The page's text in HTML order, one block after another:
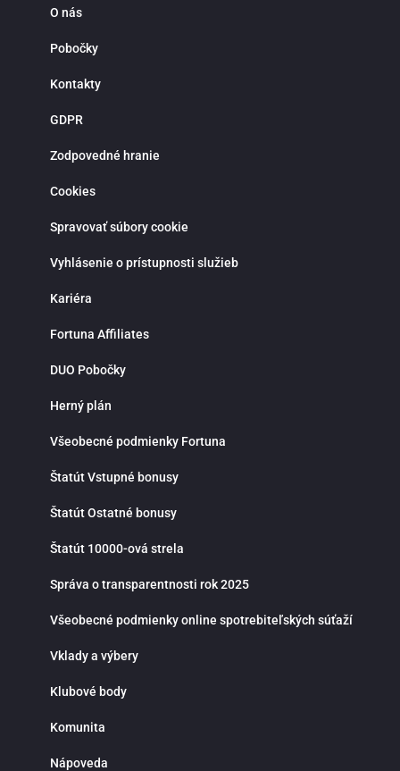
stávkovanie, Fortuna ti poskytne všetky nástroje na profesionálne tipovanie.
počas celého stretnutia. Stav na góly, rohy, fauly, vylúčenia alebo ďalší vývoj
ideálne pre skúsenejších tipérov aj pre hráčov, ktorí majú radi dynamiku a
rýchle rozhodovanie. Fortuna myslí aj na nových hráčov. Pre
stávky bez rizika a pravidelné promo akcie. Verní hráči môžu získať rôzne
športovými udalosťami. Bonusová ponuka sa pravidelne obmieňa a prináša
viac možností, ako zvýšiť šancu na výhru. Moderná mobilná aplikácia Fortuna
Aplikácia poskytuje rýchly prístup k stávkam, live udalostiam, histórii tiketov a
najnovších akciách, bonusoch a dôležitých zápasoch. Fortuna kladie dôraz na
zodpovedné hranie a ponúka možnosť nastavenia limitov na vklady, stávky
podpora prostredníctvom live chatu, ktorá ti rada pomôže rýchlo a
bohatou ponukou športových stávok, kvalitnými kurzmi a modernými
jednom mieste.
O nás
Pobočky
Kontakty
GDPR
Zodpovedné hranie
Cookies
Spravovať súbory cookie
Vyhlásenie o prístupnosti služieb
Kariéra
Fortuna Affiliates
DUO Pobočky
Herný plán
Všeobecné podmienky Fortuna
Štatút Vstupné bonusy
Štatút Ostatné bonusy
Štatút 10000-ová strela
Správa o transparentnosti rok 2025
Všeobecné podmienky online spotrebiteľských súťaží
Vklady a výbery
Klubové body
Komunita
Nápoveda